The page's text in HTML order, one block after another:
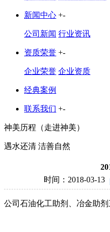
新闻中心 +-
公司新闻 行业资讯
资质荣誉 +-
企业荣誉 企业资质
经典案例
联系我们 +-
神美历程（走进神美）
遇水还清 洁善自然
时间：2018-03-13
公司石油化工助剂、冶金助